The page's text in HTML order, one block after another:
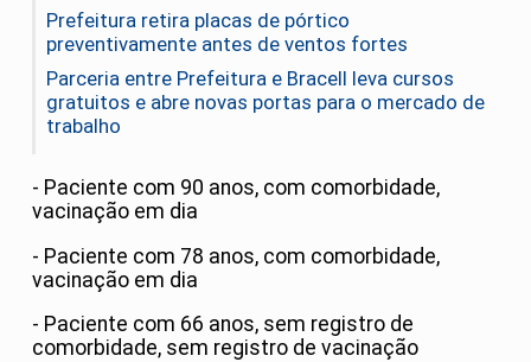
Prefeitura retira placas de pórtico
preventivamente antes de ventos fortes
Parceria entre Prefeitura e Bracell leva cursos
gratuitos e abre novas portas para o mercado de
trabalho
- Paciente com 90 anos, com comorbidade,
vacinação em dia
- Paciente com 78 anos, com comorbidade,
vacinação em dia
- Paciente com 66 anos, sem registro de
comorbidade, sem registro de vacinação